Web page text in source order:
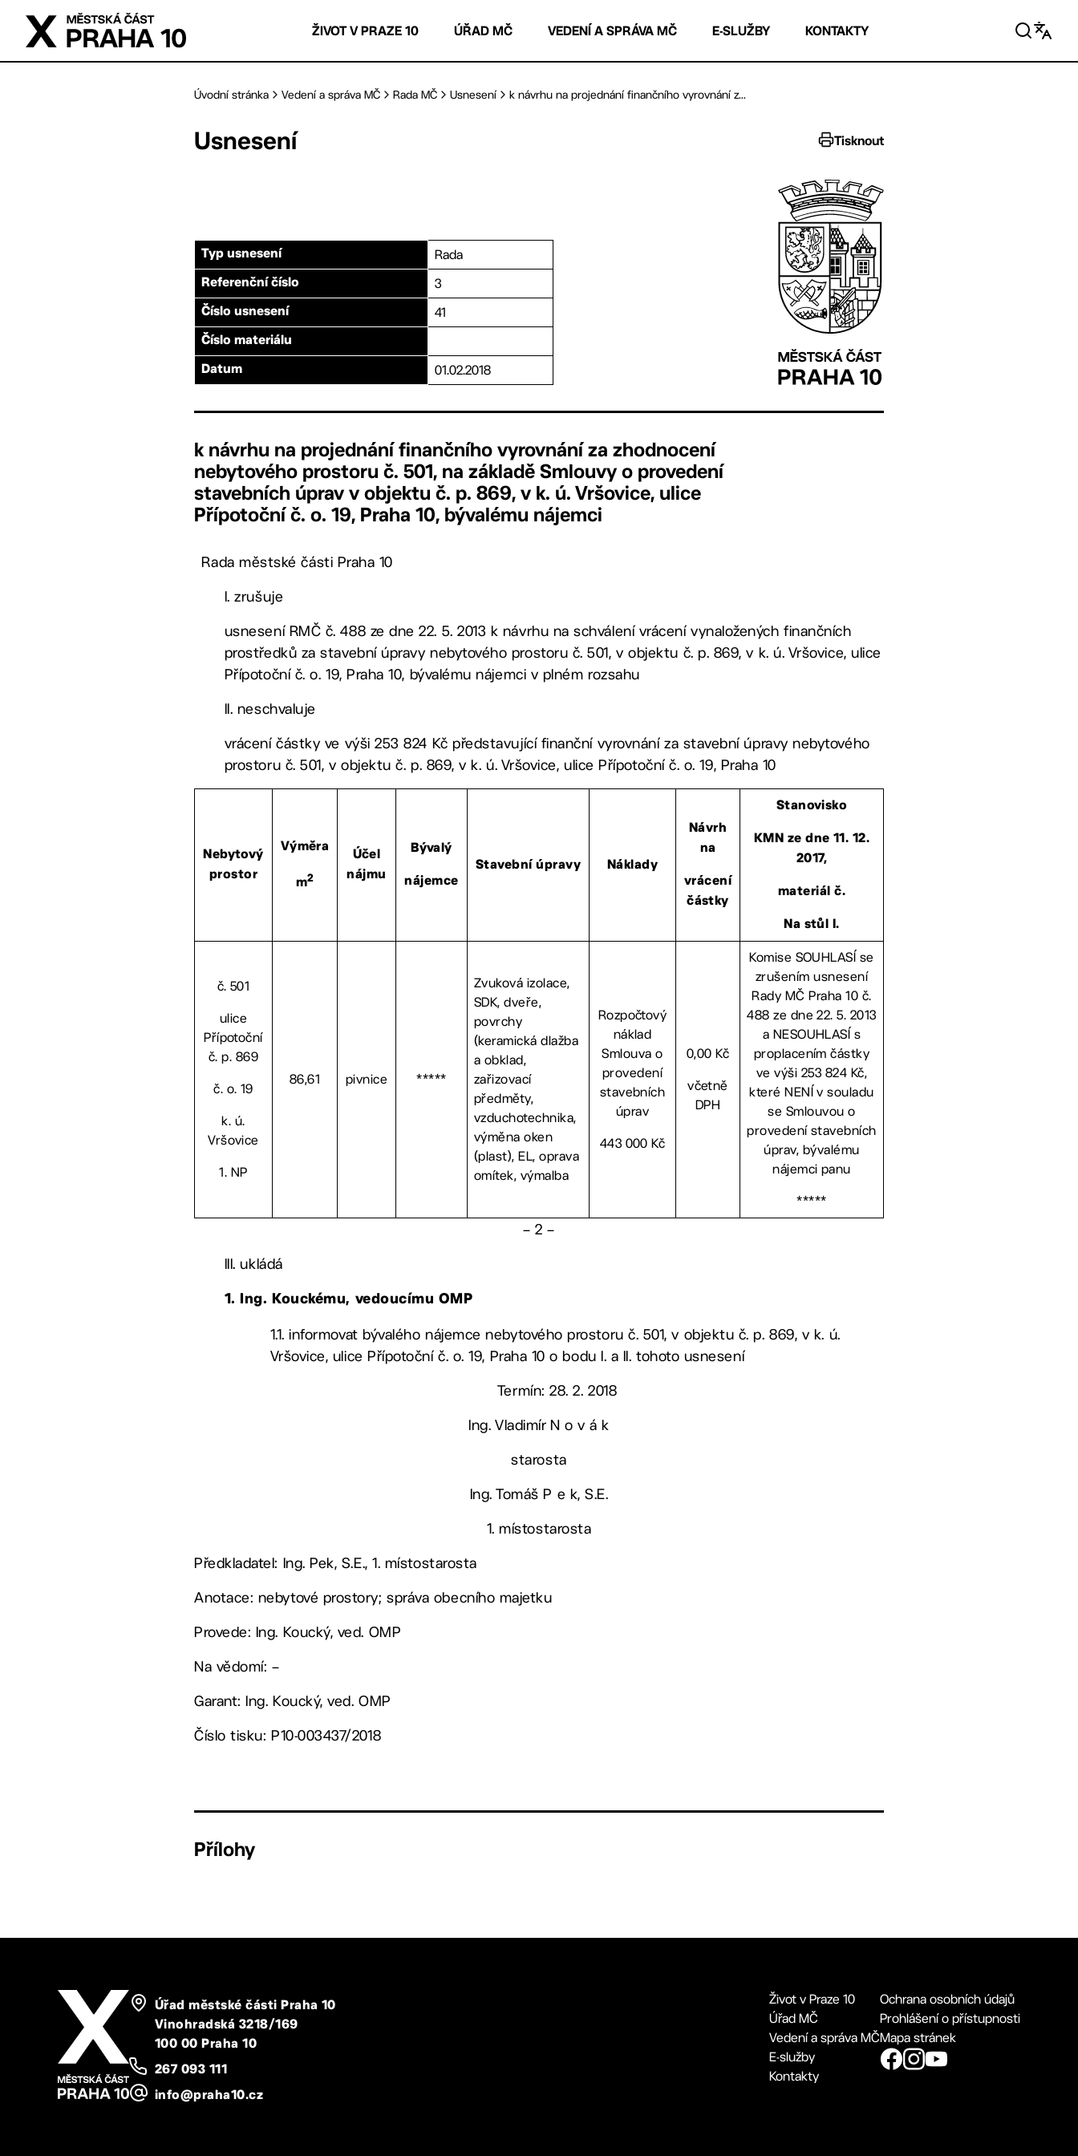
Přejít na hlavní obsah
ŽIVOT V PRAZE 10 ÚŘAD MČ VEDENÍ A SPRÁVA MČ E-SLUŽBY KONTAKTY
Úvodní stránka Vedení a správa MČ Rada MČ Usnesení k návrhu na projednání finančního vyrovnání z...
Usnesení Tisknout
Typ usnesení Rada
Referenční číslo 3
Číslo usnesení 41
Číslo materiálu
Datum 01.02.2018
k návrhu na projednání finančního vyrovnání za zhodnocení
nebytového prostoru č. 501, na základě Smlouvy o provedení
stavebních úprav v objektu č. p. 869, v k. ú. Vršovice, ulice
Přípotoční č. o. 19, Praha 10, bývalému nájemci
Rada městské části Praha 10
I. zrušuje
usnesení RMČ č. 488 ze dne 22. 5. 2013 k návrhu na schválení vrácení vynaložených finančních
prostředků za stavební úpravy nebytového prostoru č. 501, v objektu č. p. 869, v k. ú. Vršovice, ulice
Přípotoční č. o. 19, Praha 10, bývalému nájemci v plném rozsahu
II. neschvaluje
vrácení částky ve výši 253 824 Kč představující finanční vyrovnání za stavební úpravy nebytového
prostoru č. 501, v objektu č. p. 869, v k. ú. Vršovice, ulice Přípotoční č. o. 19, Praha 10
Nebytový
prostor
Výměra
m2
Účel
nájmu
Bývalý
nájemce
Stavební úpravy Náklady
Návrh
na
vrácení
částky
Stanovisko
KMN zedne 11. 12.
2017,
materiál č.
Na stůl I.
č. 501
ulice
Přípotoční
č. p. 869
č. o. 19
k. ú.
Vršovice
1. NP
86,61 pivnice *****
Zvuková izolace,
SDK, dveře,
povrchy
(keramická dlažba
a obklad,
zařizovací
předměty,
vzduchotechnika,
výměna oken
(plast), EL, oprava
omítek, výmalba
Rozpočtový
náklad
Smlouva o
provedení
stavebních
úprav
443 000 Kč
0,00 Kč
včetně
DPH
Komise SOUHLASÍ se
zrušením usnesení
Rady MČ Praha 10 č.
488 ze dne 22. 5. 2013
a NESOUHLASÍ s
proplacením částky
ve výši 253 824 Kč,
které NENÍ v souladu
se Smlouvou o
provedení stavebních
úprav, bývalému
nájemci panu
*****
– 2 –
III. ukládá
1. Ing. Kouckému, vedoucímu OMP
1.1. informovat bývalého nájemce nebytového prostoru č. 501, v objektu č. p. 869, v k. ú.
Vršovice, ulice Přípotoční č. o. 19, Praha 10 o bodu I. a II. tohoto usnesení
Termín: 28. 2. 2018
Ing. Vladimír N o v á k
starosta
Ing. Tomáš P e k, S.E.
1. místostarosta
Předkladatel: Ing. Pek, S.E., 1. místostarosta
Anotace: nebytové prostory; správa obecního majetku
Provede: Ing. Koucký, ved. OMP
Na vědomí: –
Garant: Ing. Koucký, ved. OMP
Číslo tisku: P10-003437/2018
Přílohy
Úřad městské části Praha 10
Vinohradská 3218/169
100 00 Praha 10
267 093 111
info@praha10.cz
Život v Praze 10
Úřad MČ
Vedení a správa MČ
E-služby
Kontakty
Ochrana osobních údajů
Prohlášení o přístupnosti
Mapa stránek